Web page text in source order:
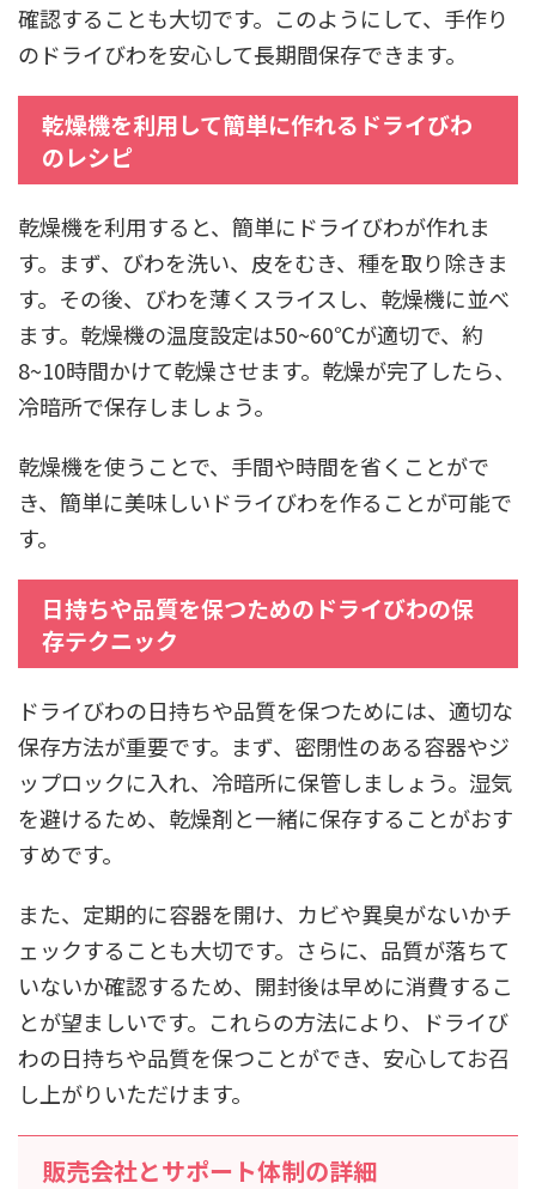
確認することも大切です。このようにして、手作り
のドライびわを安心して長期間保存できます。
乾燥機を利用して簡単に作れるドライびわ
のレシピ
乾燥機を利用すると、簡単にドライびわが作れま
す。まず、びわを洗い、皮をむき、種を取り除きま
す。その後、びわを薄くスライスし、乾燥機に並べ
ます。乾燥機の温度設定は50~60℃が適切で、約
8~10時間かけて乾燥させます。乾燥が完了したら、
冷暗所で保存しましょう。
乾燥機を使うことで、手間や時間を省くことがで
き、簡単に美味しいドライびわを作ることが可能で
す。
日持ちや品質を保つためのドライびわの保
存テクニック
ドライびわの日持ちや品質を保つためには、適切な
保存方法が重要です。まず、密閉性のある容器やジ
ップロックに入れ、冷暗所に保管しましょう。湿気
を避けるため、乾燥剤と一緒に保存することがおす
すめです。
また、定期的に容器を開け、カビや異臭がないかチ
ェックすることも大切です。さらに、品質が落ちて
いないか確認するため、開封後は早めに消費するこ
とが望ましいです。これらの方法により、ドライび
わの日持ちや品質を保つことができ、安心してお召
し上がりいただけます。
販売会社とサポート体制の詳細